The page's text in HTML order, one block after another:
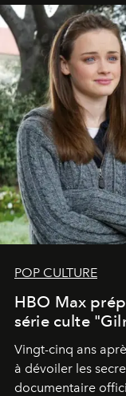
POP CULTURE
HBO Max
série culte
Vingt-cinq ans
à dévoiler les
documentaire